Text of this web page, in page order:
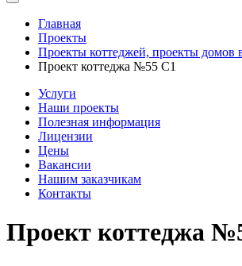
Главная
Проекты
Проекты коттеджей, проекты домов
Проект коттеджа №55 С1
Услуги
Наши проекты
Полезная информация
Лицензии
Цены
Вакансии
Нашим заказчикам
Контакты
Проект коттеджа